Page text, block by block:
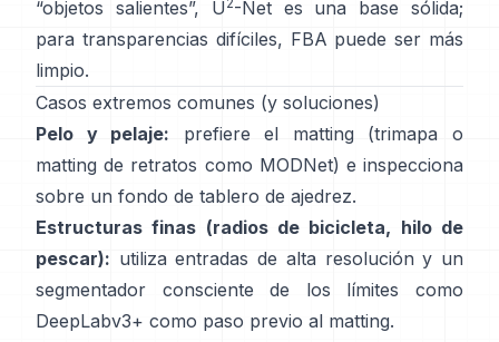
“objetos salientes”,
U -Netes una base sólida;
para transparencias difíciles, FBA puede ser más
limpio.
Casos extremos comunes (y soluciones)
Pelo y pelaje: prefiere el matting (trimapa o
matting de retratos como MODNet) e inspecciona
sobre un fondo de tablero de ajedrez.
Estructuras finas (radios de bicicleta, hilo de
pescar): utiliza entradas de alta resolución y un
segmentador consciente de los límites como
DeepLabv3+ como paso previo al matting.